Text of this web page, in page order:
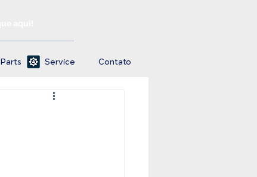
Parts Service Contato